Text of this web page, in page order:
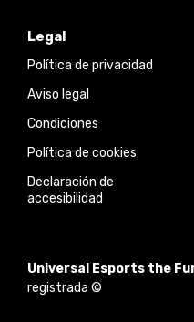
Legal
Política de privacidad
Aviso legal
Condiciones
Política de cookies
Declaración de
accesibilidad
Universal Esports the
registrada ©